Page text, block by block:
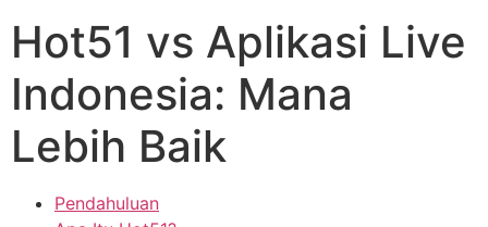
Hot51 vs Aplikasi Live
Indonesia: Mana
Lebih Baik
Pendahuluan